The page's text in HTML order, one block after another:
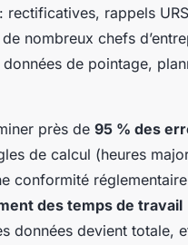
rappels
nombreux chefs
de pointage,
près de 95 % des
de calcul (heures
conformité
des temps de travail
données devient totale,